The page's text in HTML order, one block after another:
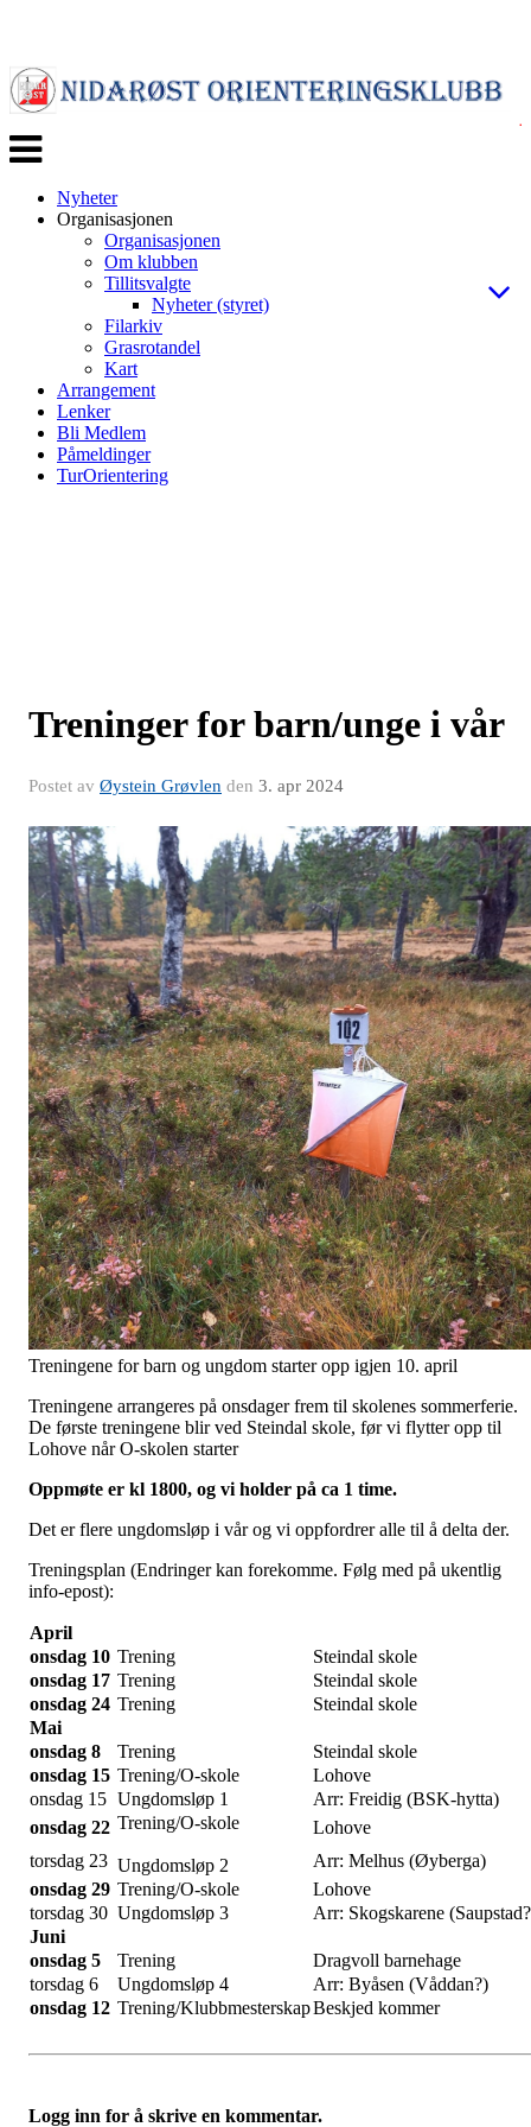
Veksle
navigasjon
Nyheter
Organisasjonen
Organisasjonen
Om klubben
Tillitsvalgte
Nyheter (styret)
Filarkiv
Grasrotandel
Kart
Arrangement
Lenker
Bli Medlem
Påmeldinger
TurOrientering
Treninger for barn/unge i vår
Postet av Øystein Grøvlen den 3. apr 2024
Treningene for barn og ungdom starter opp igjen 10. april
Treningene arrangeres på onsdager frem til skolenes sommerferie.
De første treningene blir ved Steindal skole, før vi flytter opp til
Lohove når O-skolen starter
Oppmøte er kl 1800, og vi holder på ca 1 time.
Det er flere ungdomsløp i vår og vi oppfordrer alle til å delta der.
Treningsplan (Endringer kan forekomme. Følg med på ukentlig
info-epost):
April
onsdag 10 Trening
Steindal skole
onsdag 17 Trening
Steindal skole
onsdag 24 Trening
Steindal skole
Mai
onsdag 8
Trening
Steindal skole
onsdag 15 Trening/O-skole
Lohove
onsdag 15 Ungdomsløp 1
Arr: Freidig (BSK-hytta)
onsdag 22 Trening/O-skole
Ungdomsløp 2
Lohove
torsdag 23
Arr: Melhus (Øyberga)
onsdag 29 Trening/O-skole
Lohove
torsdag 30 Ungdomsløp 3
Arr: Skogskarene
Juni
onsdag 5
Trening
Dragvoll barnehage
torsdag 6
Ungdomsløp 4
Arr: Byåsen (Våddan?)
onsdag 12 Trening/KlubbmesterskapBeskjed kommer
Logg inn for å skrive en kommentar.